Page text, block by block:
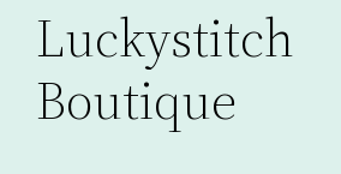
Luckystitch
Boutique